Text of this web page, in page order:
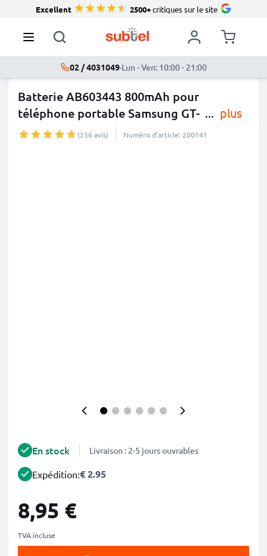
Excellent 2500+critiques sur le site
02 / 4031049·Lun - Ven: 10:00 - 21:00
Batterie AB603443 800mAh pour
téléphone portable Samsung GT- ... plus
(256 avis) Numéro d’article: 200141
En stock Livraison : 2-5 jours ouvrables
Expédition:€ 2.95
8,95 €
TVA incluse